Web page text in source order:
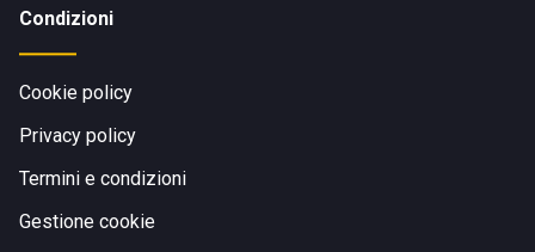
Condizioni
Cookie policy
Privacy policy
Termini e condizioni
Gestione cookie